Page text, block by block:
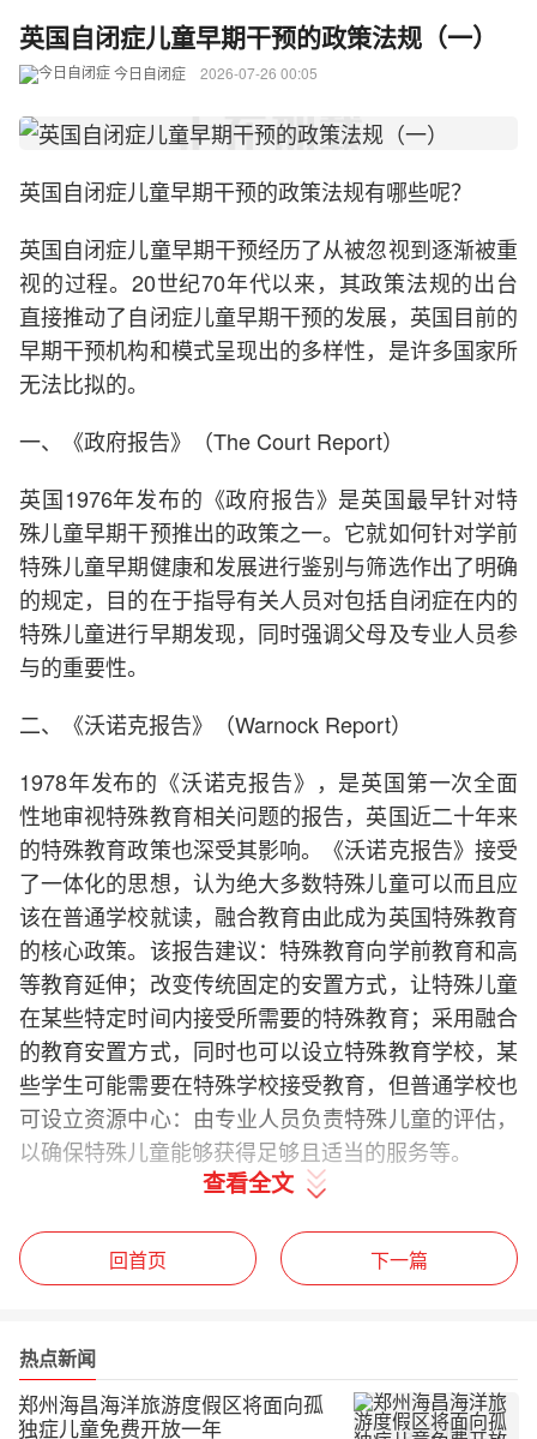
英国自闭症儿童早期干预的政策法规（一）
今日自闭症 2026-07-26 00:05
英国自闭症儿童早期干预的政策法规有哪些呢？
英国自闭症儿童早期干预经历了从被忽视到逐渐被重
视的过程。20世纪70年代以来，其政策法规的出台
直接推动了自闭症儿童早期干预的发展，英国目前的
早期干预机构和模式呈现出的多样性，是许多国家所
无法比拟的。
一、《政府报告》（The Court Report）
英国1976年发布的《政府报告》是英国最早针对特
殊儿童早期干预推出的政策之一。它就如何针对学前
特殊儿童早期健康和发展进行鉴别与筛选作出了明确
的规定，目的在于指导有关人员对包括自闭症在内的
特殊儿童进行早期发现，同时强调父母及专业人员参
与的重要性。
二、《沃诺克报告》（Warnock Report）
1978年发布的《沃诺克报告》，是英国第一次全面
性地审视特殊教育相关问题的报告，英国近二十年来
的特殊教育政策也深受其影响。《沃诺克报告》接受
了一体化的思想，认为绝大多数特殊儿童可以而且应
该在普通学校就读，融合教育由此成为英国特殊教育
的核心政策。该报告建议：特殊教育向学前教育和高
等教育延伸；改变传统固定的安置方式，让特殊儿童
在某些特定时间内接受所需要的特殊教育；采用融合
的教育安置方式，同时也可以设立特殊教育学校，某
些学生可能需要在特殊学校接受教育，但普通学校也
可设立资源中心：由专业人员负责特殊儿童的评估，
以确保特殊儿童能够获得足够且适当的服务等。
该报告将学前融合教育的模式划分为由低到高的不同
层次：一是地区融合，即在普通托幼机构为学前特殊
儿童提供特殊服务，但学前特殊儿童不属于普通班成
班，但美术、音乐、体育等课程在普通班上进行；三
是功能融合，即将学前特殊儿童安置在普通班，教师
对他们给予针对性的教育。著名的《沃诺克报告》在
查看全文
回首页 下一篇
热点新闻
郑州海昌海洋旅游度假区将面向孤
独症儿童免费开放一年